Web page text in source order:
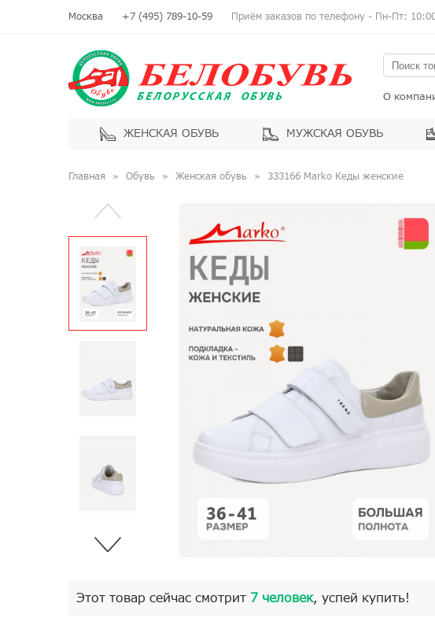
Москва +7 (495) 789-10-59 Приём заказов по телефону - Пн-Пт:
О
ЖЕНСКАЯ ОБУВЬ МУЖСКАЯ ОБУВЬ
Главная Обувь Женская обувь 333166 Marko Кеды женские
Этот товар сейчас смотрит 7 человек, успей купить!